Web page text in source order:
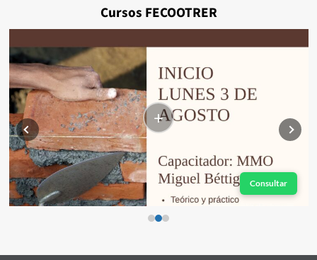
Cursos FECOOTRER
+
Consultar